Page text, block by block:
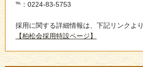
℡：0224-83-5753
採用に関する詳細情報は、下記リンクより
【柏松会採用特設ページ】